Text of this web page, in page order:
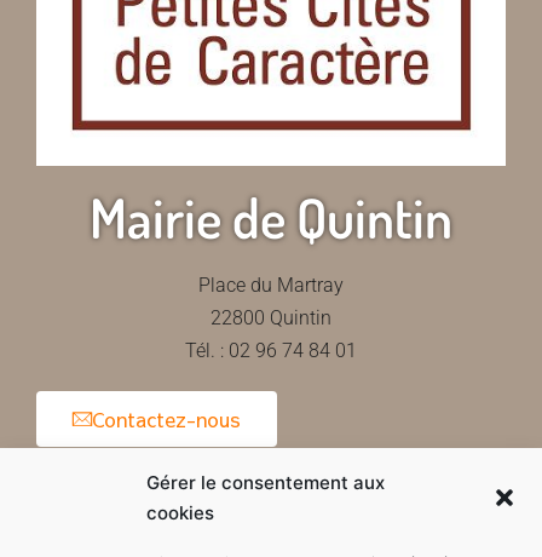
Gérer le consentement aux
cookies
Mairie de Quintin
Place du Martray
22800 Quintin
Tél. : 02 96 74 84 01
Contactez-nous